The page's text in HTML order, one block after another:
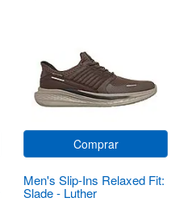
Comprar
Men's Slip-Ins Relaxed Fit:
Slade - Luther